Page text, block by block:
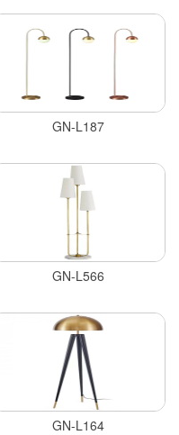
GN-L187
GN-L566
GN-L164